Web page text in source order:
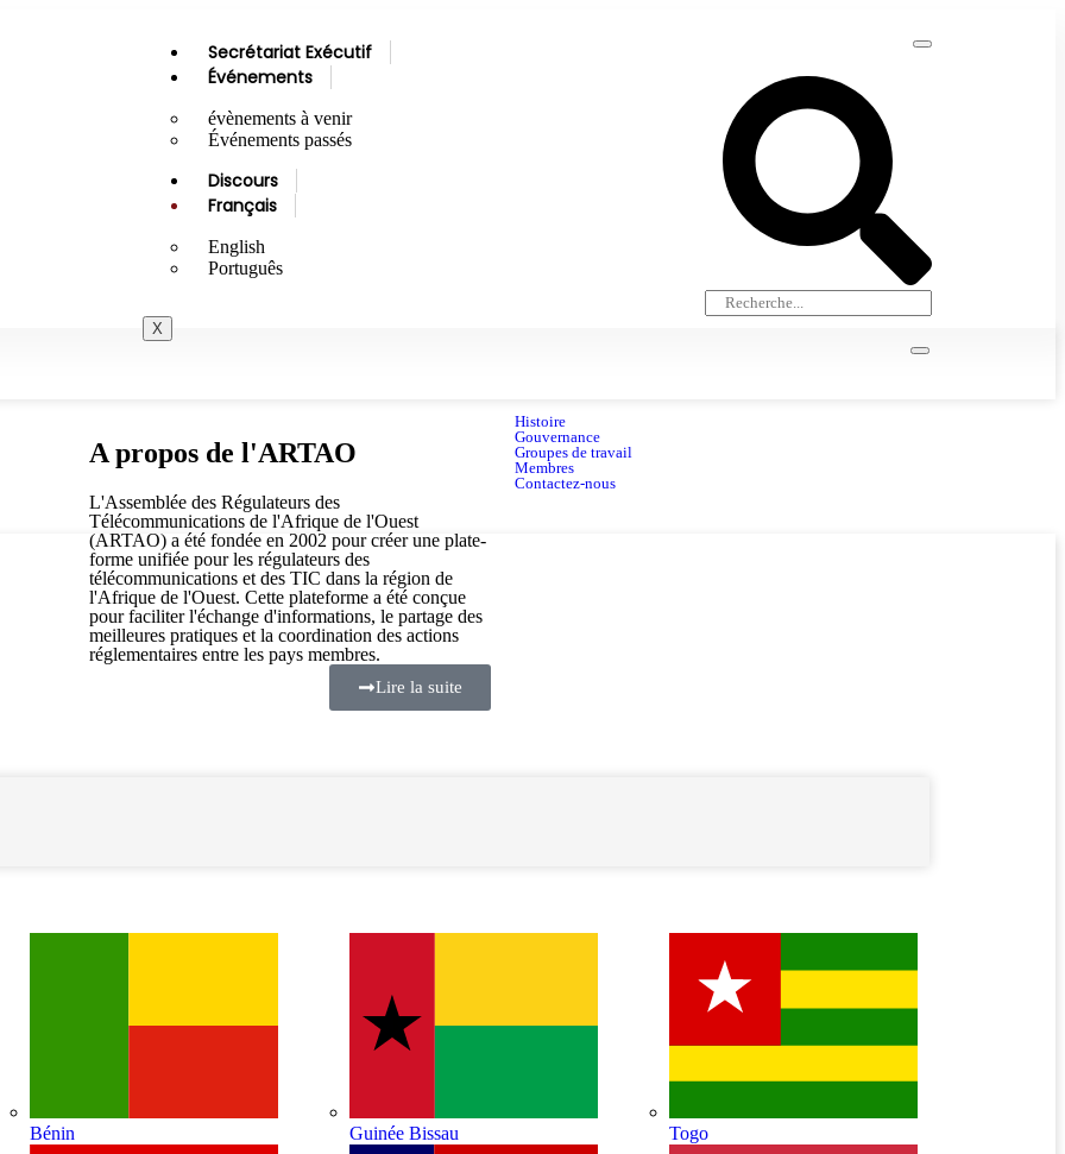
Secrétariat Exécutif
Événements
évènements à venir
Événements passés
Discours
Français
English
Português
X
A propos de l'ARTAO
L'Assemblée des Régulateurs des
Télécommunications de l'Afrique de l'Ouest
(ARTAO) a été fondée en 2002 pour créer une plate-
forme unifiée pour les régulateurs des
télécommunications et des TIC dans la région de
l'Afrique de l'Ouest. Cette plateforme a été conçue
pour faciliter l'échange d'informations, le partage des
meilleures pratiques et la coordination des actions
réglementaires entre les pays membres.
Lire la suite
Histoire
Gouvernance
Groupes de travail
Membres
Contactez-nous
Bénin Guinée Bissau Togo
: L’ARTAO signe un protocole d’accord avec Smart Africa